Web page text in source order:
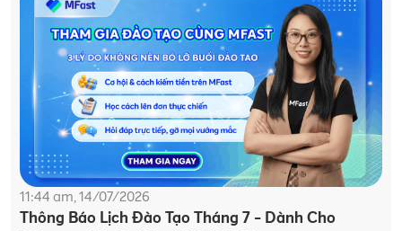
11:44 am, 14/07/2026
Thông Báo Lịch Đào Tạo Tháng 7 - Dành Cho